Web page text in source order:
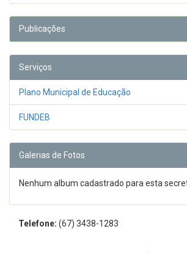
Publicações
Serviços
Plano Municipal de Educação
FUNDEB
Galerias de Fotos
Nenhum album cadastrado para esta
Telefone: (67) 3438-1283